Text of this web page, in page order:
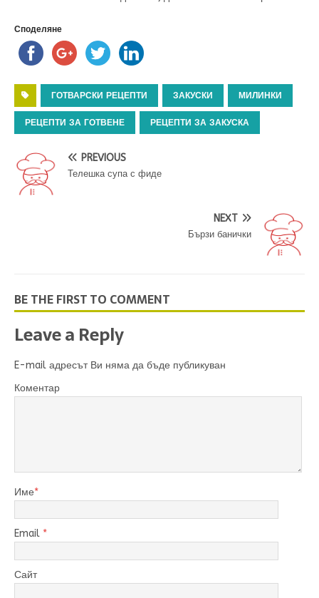
Споделяне
ГОТВАРСКИ РЕЦЕПТИ ЗАКУСКИ МИЛИНКИ
РЕЦЕПТИ ЗА ГОТВЕНЕ РЕЦЕПТИ ЗА ЗАКУСКА
PREVIOUS
Телешка супа с фиде
NEXT
Бързи банички
BE THE FIRST TO COMMENT
Leave a Reply
E-mail адресът Ви няма да бъде публикуван
Коментар
Име*
Email *
Сайт